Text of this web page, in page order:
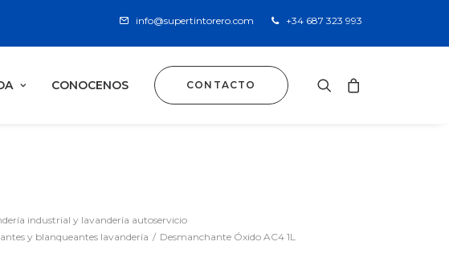
info@supertintorero.com +34 687 323 993
CONOCENOS CONTACTO
industrial y lavandería autoservicio
y blanqueantes lavandería
Desmanchante Óxido AC4 1L